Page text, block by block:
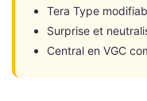
Tera Type
Surprise et
Central en VGC